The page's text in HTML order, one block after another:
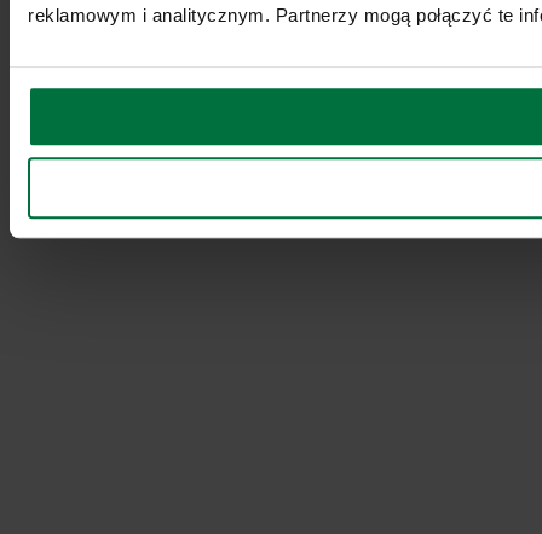
reklamowym i analitycznym. Partnerzy mogą połączyć te